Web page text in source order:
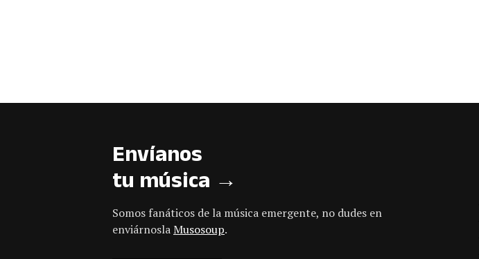
Envíanos
tu música →
Somos fanáticos de la música emergente, no dudes en
enviárnoslaMusosoup.